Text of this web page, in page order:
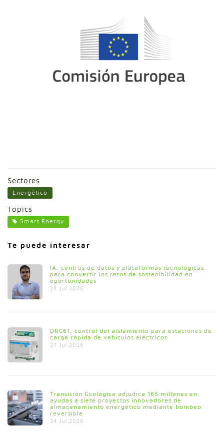
Sectores
Energético
Topics
Smart Energy
Te puede interesar
IA, centros de datos y plataformas tecnológicas
para convertir los retos de sostenibilidad en
oportunidades
28 Jul 2026
DRC61, control del aislamiento para estaciones de
carga rápida de vehículos eléctricos
27 Jul 2026
Transición Ecológica adjudica 165 millones en
ayudas a siete proyectos innovadores de
almacenamiento energético mediante bombeo
reversible
24 Jul 2026